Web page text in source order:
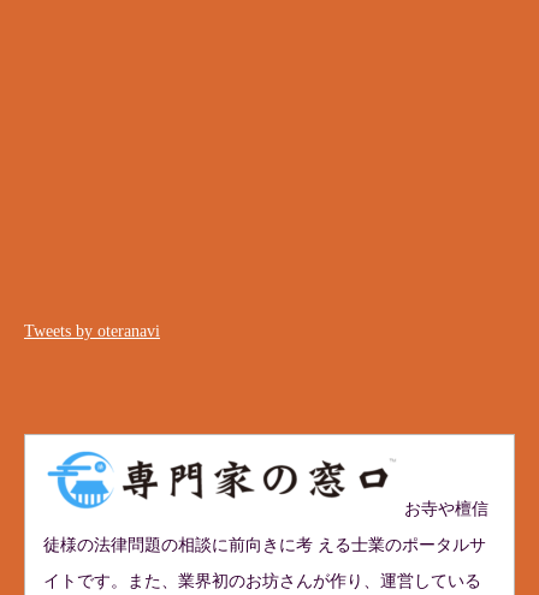
Tweets by oteranavi
お寺や檀信
徒様の法律問題の相談に前向きに考 える士業のポータルサ
イトです。また、業界初のお坊さんが作り、運営している